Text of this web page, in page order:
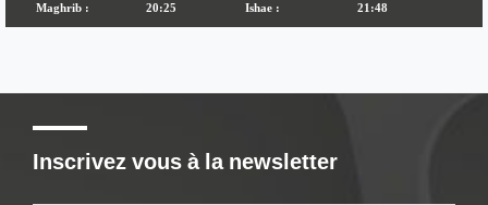
Inscrivez vous à la newsletter